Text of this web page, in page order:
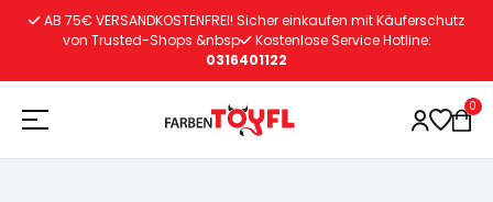
AB 75€ VERSANDKOSTENFREI! Sicher einkaufen mit Käuferschutz
von Trusted-Shops &nbsp
Kostenlose Service Hotline:
0316401122
0